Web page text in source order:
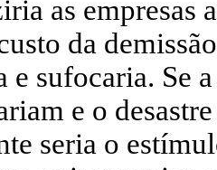
as empresas
da
e sufocaria. Se
e o
seria o